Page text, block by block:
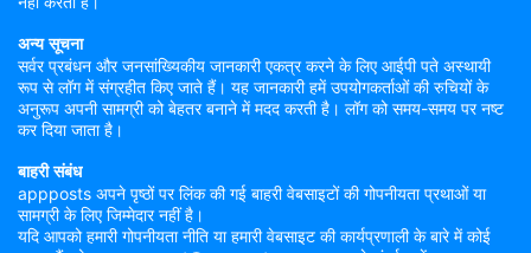
अन्य सूचना
सर्वर प्रबंधन और जनसांख्यिकीय जानकारी एकत्र करने के लिए आईपी पते अस्थायी
रूप से लॉग में संग्रहीत किए जाते हैं। यह जानकारी हमें उपयोगकर्ताओं की रुचियों के
अनुरूप अपनी सामग्री को बेहतर बनाने में मदद करती है। लॉग को समय-समय पर नष्ट
कर दिया जाता है।
बाहरी संबंध
appposts अपने पृष्ठों पर लिंक की गई बाहरी वेबसाइटों की गोपनीयता प्रथाओं या
सामग्री के लिए जिम्मेदार नहीं है।
यदि आपको हमारी गोपनीयता नीति या हमारी वेबसाइट की कार्यप्रणाली के बारे में कोई